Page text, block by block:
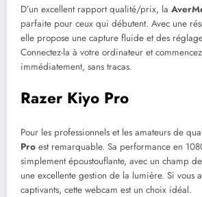
D’un excellent rapport qualité/prix, la
parfaite pour ceux qui débutent. Avec une
elle propose une capture fluide et des
Connectez-la à votre ordinateur et
immédiatement, sans tracas.
Razer Kiyo Pro
Pour les professionnels et les amateurs de
Pro est remarquable. Sa performance en
simplement époustouflante, avec un champ
une excellente gestion de la lumière. Si vous
captivants, cette webcam est un choix idéal.